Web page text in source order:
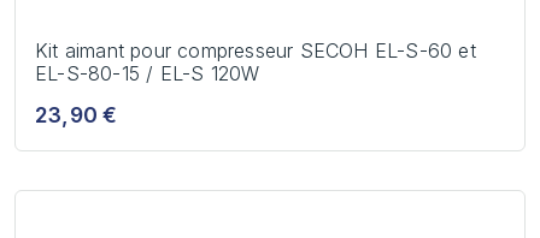
Kit aimant pour compresseur SECOH EL-S-60 et
EL-S-80-15 / EL-S 120W
23,90 €